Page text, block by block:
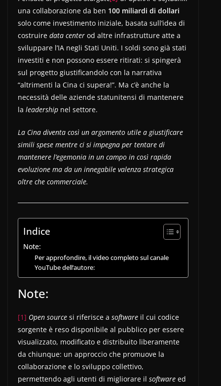
una collaborazione da ben 100 miliardi di dollari
solo come investimento iniziale, basata sull’idea di
costruire data center od altre infrastrutture atte a
sviluppare l’IA negli Stati Uniti. I soldi sono già stati
investiti e non possono essere ritirati: si spingerà
sul progetto giustificandolo con la narrativa
“altrimenti la Cina ci supera!”. Ma c’è anche la
necessità delle aziende statunitensi di mantenere
la leadership nel settore.
La Cina diventa così un argomento utile a giustificare
simili spese mentre ci si impegna per tentare di
mantenere l’egemonia in un campo in così rapida
evoluzione ma da un innegabile valenza strategica
oltre che commerciale.
Indice
Note:
Per approfondire, il video completo sul canale
YouTube dell’autore:
Note:
[1] Open source si riferisce a software il cui codice
sorgente è reso disponibile al pubblico per essere
visualizzato, modificato e distribuito liberamente
da chiunque: un approccio che promuove la
collaborazione e lo sviluppo collettivo,
permettendo agli utenti di migliorare il software ed